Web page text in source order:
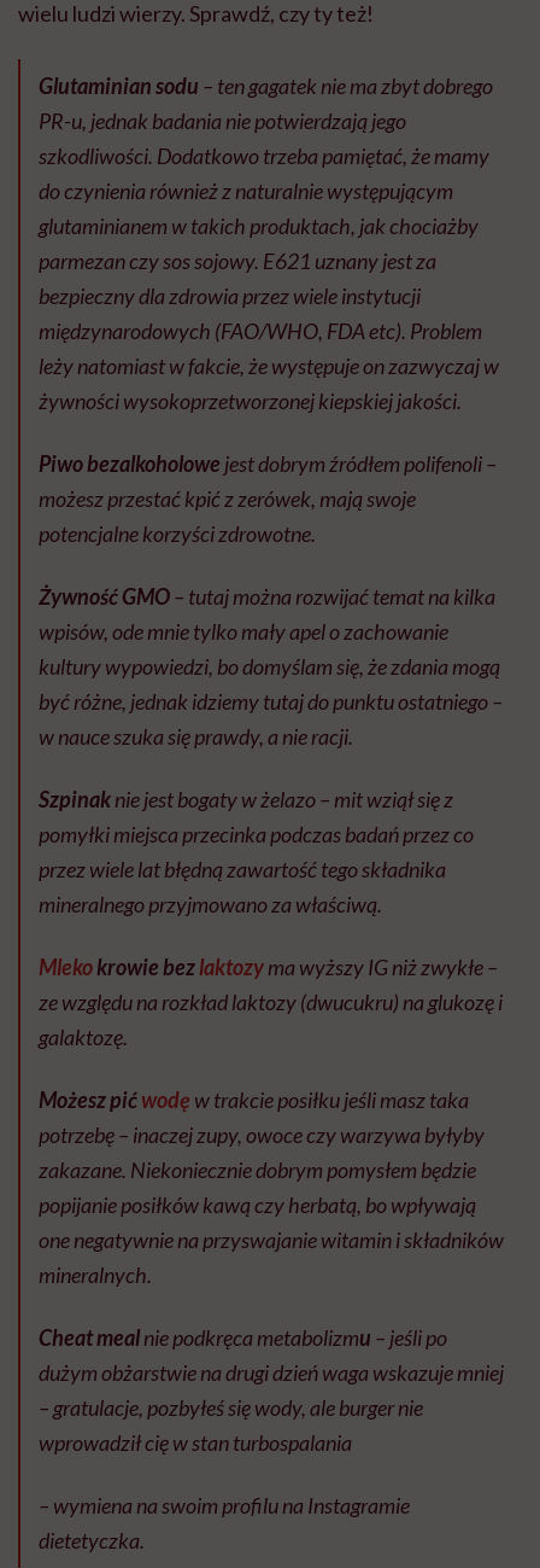
wielu ludzi wierzy. Sprawdź, czy ty też!
Glutaminian sodu – ten gagatek nie ma zbyt dobrego
PR-u, jednak badania nie potwierdzają jego
szkodliwości. Dodatkowo trzeba pamiętać, że mamy
do czynienia również z naturalnie występującym
glutaminianem w takich produktach, jak chociażby
parmezan czy sos sojowy. E621 uznany jest za
bezpieczny dla zdrowia przez wiele instytucji
międzynarodowych (FAO/WHO, FDA etc). Problem
leży natomiast w fakcie, że występuje on zazwyczaj w
żywności wysokoprzetworzonej kiepskiej jakości.
Piwo bezalkoholowe jest dobrym źródłem polifenoli –
możesz przestać kpić z zerówek, mają swoje
potencjalne korzyści zdrowotne.
Żywność GMO– tutaj można rozwijać temat na kilka
wpisów, ode mnie tylko mały apel o zachowanie
kultury wypowiedzi, bo domyślam się, że zdania mogą
być różne, jednak idziemy tutaj do punktu ostatniego –
w nauce szuka się prawdy, a nie racji.
Szpinaknie jest bogaty w żelazo – mit wziął się z
pomyłki miejsca przecinka podczas badań przez co
przez wiele lat błędną zawartość tego składnika
mineralnego przyjmowano za właściwą.
Mlekokrowie bezlaktozyma wyższy IG niż zwykłe –
ze względu na rozkład laktozy (dwucukru) na glukozę i
galaktozę.
Możesz pićwodę w trakcie posiłku jeśli masz taka
potrzebę – inaczej zupy, owoce czy warzywa byłyby
zakazane. Niekoniecznie dobrym pomysłem będzie
popijanie posiłków kawą czy herbatą, bo wpływają
one negatywnie na przyswajanie witamin i składników
mineralnych.
Cheat mealnie podkręca metabolizmu – jeśli po
dużym obżarstwie na drugi dzień waga wskazuje mniej
– gratulacje, pozbyłeś się wody, ale burger nie
wprowadził cię w stan turbospalania
– wymiena na swoim profilu na Instagramie
dietetyczka.